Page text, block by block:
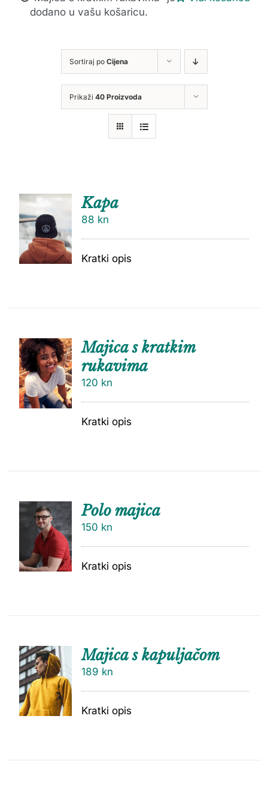
dodano u vašu košaricu.
Sortiraj po Cijena
Prikaži 40 Proizvoda
KOŠARI
CU
Kapa
88 kn
Kratki opis
Majica s kratkim
rukavima
120 kn
Kratki opis
DODAJ
U
KOŠARI
Polo majica
150 kn
Kratki opis
U
KOŠARI
Majica s kapuljačom
189 kn
Kratki opis